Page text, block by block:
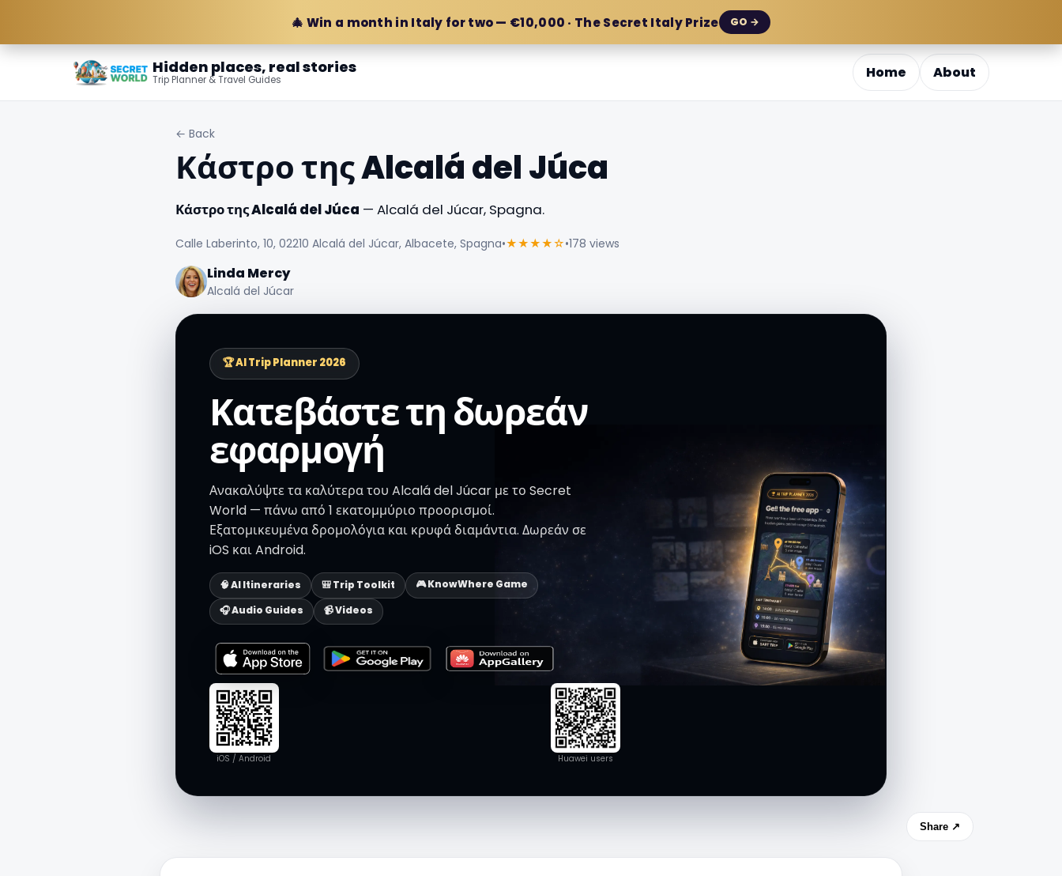
🎄 Win a month in Italy for two — €10,000 · The Secret Italy Prize GO →
Hidden places, real stories
Trip Planner & Travel Guides Home About
← Back
Κάστρο της Alcalá del Júca
Κάστρο της Alcalá del Júca — Alcalá del Júcar, Spagna.
Calle Laberinto, 10, 02210 Alcalá del Júcar, Albacete, Spagna•★★★★☆•178 views
Linda Mercy
Alcalá del Júcar
🏆 AI Trip Planner 2026
Κατεβάστε τη δωρεάν
εφαρμογή
Ανακαλύψτε τα καλύτερα του Alcalá del Júcar με το Secret
World — πάνω από 1 εκατομμύριο προορισμοί.
Εξατομικευμένα δρομολόγια και κρυφά διαμάντια. Δωρεάν σε
iOS και Android.
🧠 AI Itineraries 🎒 Trip Toolkit
🎮 KnowWhere Game
🎧 Audio Guides
📹 Videos
iOS / Android Huawei users
Share ↗